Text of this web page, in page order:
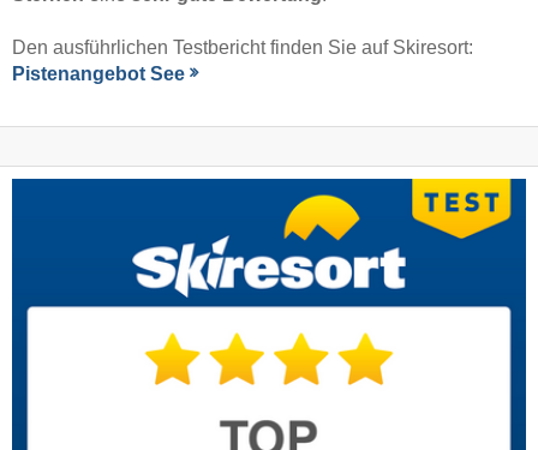
Den ausführlichen Testbericht finden Sie auf Skiresort:
Pistenangebot See